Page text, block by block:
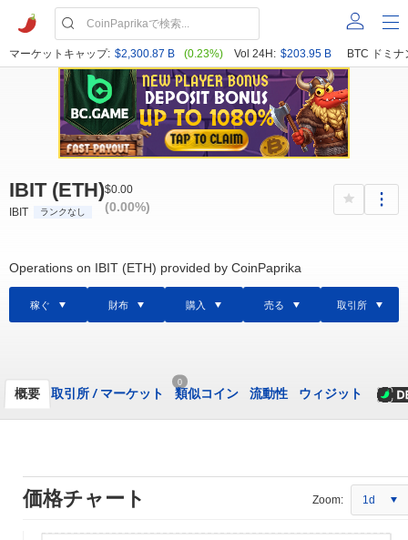
マーケットキャップ: $2,300.87 B (0.23%) Vol 24H: $203.95 B BTC ドミナ
IBIT (ETH)
IBIT ランクなし
$0.00
(0.00%)
Operations on IBIT (ETH) provided by CoinPaprika
稼ぐ 財布 購入 売る 取引所
概要 取引所 /マーケット
0
類似コイン 流動性 ウィジット
価格チャート Zoom: 1d